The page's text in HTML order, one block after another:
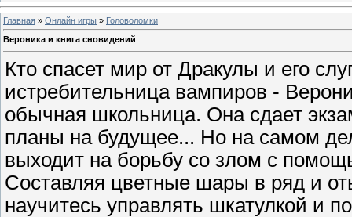
Главная » Онлайн игры » Головоломки
Вероника и книга сновидений
Кто спасет мир от Дракулы и его
истребительница вампиров -
обычная школьница. Она сдает
планы на будущее... Но на самом
выходит на борьбу со злом с
Составляя цветные шары в ряд и
научитесь управлять шкатулкой и